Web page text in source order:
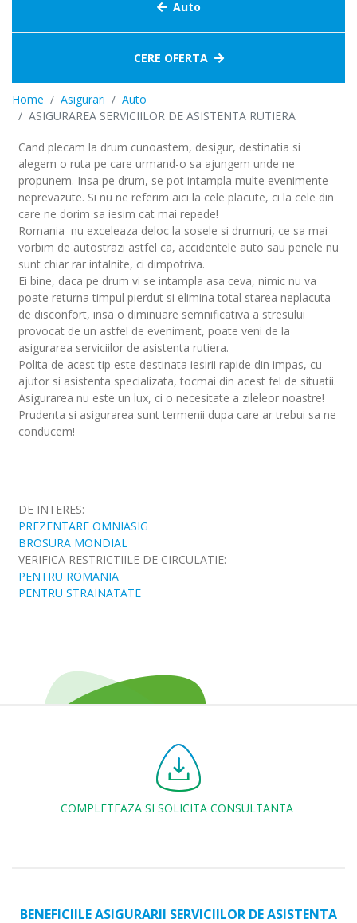
Auto
CERE OFERTA
Home Asigurari
Auto
ASIGURAREA SERVICIILOR DE ASISTENTA RUTIERA
Cand plecam la drum cunoastem, desigur, destinatia si
alegem o ruta pe care urmand-o sa ajungem unde ne
propunem. Insa pe drum, se pot intampla multe evenimente
neprevazute. Si nu ne referim aici la cele placute, ci la cele din
care ne dorim sa iesim cat mai repede!
Romania nu exceleaza deloc la sosele si drumuri, ce sa mai
vorbim de autostrazi astfel ca, accidentele auto sau penele nu
sunt chiar rar intalnite, ci dimpotriva.
Ei bine, daca pe drum vi se intampla asa ceva, nimic nu va
poate returna timpul pierdut si elimina total starea neplacuta
de disconfort, insa o diminuare semnificativa a stresului
provocat de un astfel de eveniment, poate veni de la
asigurarea serviciilor de asistenta rutiera.
Polita de acest tip este destinata iesirii rapide din impas, cu
ajutor si asistenta specializata, tocmai din acest fel de situatii.
Asigurarea nu este un lux, ci o necesitate a zileleor noastre!
Prudenta si asigurarea sunt termenii dupa care ar trebui sa ne
conducem!
DE INTERES:
PREZENTARE OMNIASIG
BROSURA MONDIAL
VERIFICA RESTRICTIILE DE CIRCULATIE:
PENTRU ROMANIA
PENTRU STRAINATATE
COMPLETEAZA SI SOLICITA CONSULTANTA
BENEFICIILE ASIGURARII SERVICIILOR DE ASISTENTA